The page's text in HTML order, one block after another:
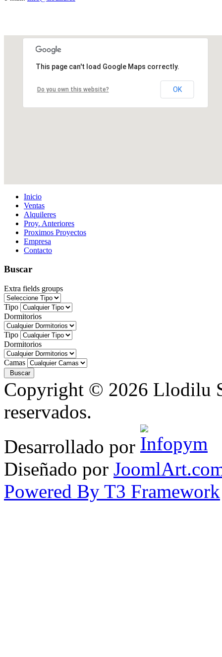
This page can't load Google Maps correctly.
Do you own this website? OK
Inicio
Ventas
Alquileres
Proy. Anteriores
Proximos Proyectos
Empresa
Contacto
Buscar
Extra fields groups
Tipo
Dormitorios
Tipo
Dormitorios
Camas
Copyright © 2026 Llodilu
reservados.
Desarrollado por
Diseñado por
Powered By T3 Framework